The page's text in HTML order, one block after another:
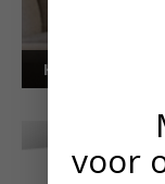
Kunstuitleen
voor